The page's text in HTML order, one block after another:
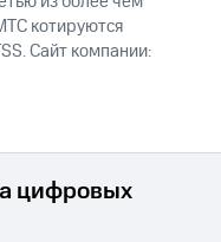
котируются
Сайт компании:
цифровых